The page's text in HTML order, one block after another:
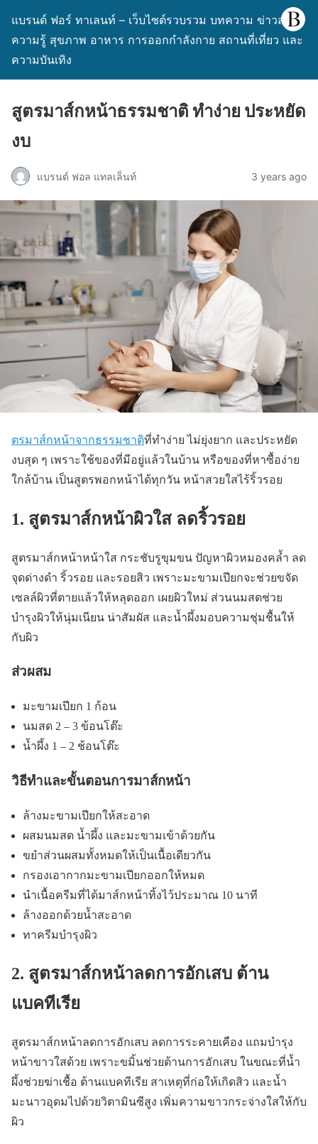
แบรนด์ ฟอร์ ทาเลนท์ – เว็บไซต์รวบรวม บทความ ข่าวสาร
ความรู้ สุขภาพ อาหาร การออกกำลังกาย สถานที่เที่ยว และ
ความบันเทิง
สูตรมาส์กหน้าธรรมชาติ ทำง่าย ประหยัด
งบ
แบรนด์ ฟอล แทลเล็นท์ 3 years ago
ตรมาส์กหน้าจากธรรมชาติที่ทำง่าย ไม่ยุ่งยาก และประหยัด
งบสุด ๆ เพราะใช้ของที่มีอยู่แล้วในบ้าน หรือของที่หาซื้อง่าย
ใกล้บ้าน เป็นสูตรพอกหน้าได้ทุกวัน หน้าสวยใสไร้ริ้วรอย
1. สูตรมาส์กหน้าผิวใส ลดริ้วรอย
สูตรมาส์กหน้าหน้าใส กระชับรูขุมขน ปัญหาผิวหมองคล้ำ ลด
จุดด่างดำ ริ้วรอย และรอยสิว เพราะมะขามเปียกจะช่วยขจัด
เซลล์ผิวที่ตายแล้วให้หลุดออก เผยผิวใหม่ ส่วนนมสดช่วย
บำรุงผิวให้นุ่มเนียน น่าสัมผัส และน้ำผึ้งมอบความชุ่มชื้นให้
กับผิว
ส่วผสม
มะขามเปียก 1 ก้อน
นมสด 2 – 3 ข้อนโต๊ะ
น้ำผึ้ง 1 – 2 ช้อนโต๊ะ
วิธีทำและขั้นตอนการมาส์กหน้า
ล้างมะขามเปียกให้สะอาด
ผสมนมสด น้ำผึ้ง และมะขามเข้าด้วยกัน
ขยำส่วนผสมทั้งหมดให้เป็นเนื้อเดียวกัน
กรองเอากากมะขามเปียกออกให้หมด
นำเนื้อครีมที่ได้มาส์กหน้าทิ้งไว้ประมาณ 10 นาที
ล้างออกด้วยน้ำสะอาด
ทาครีมบำรุงผิว
2. สูตรมาส์กหน้าลดการอักเสบ ต้าน
แบคทีเรีย
สูตรมาส์กหน้าลดการอักเสบ ลดการระคายเคือง แถมบำรุง
หน้าขาวใสด้วย เพราะขมิ้นช่วยต้านการอักเสบ ในขณะที่น้ำ
ผึ้งช่วยฆ่าเชื้อ ต้านแบคทีเรีย สาเหตุที่ก่อให้เกิดสิว และน้ำ
มะนาวอุดมไปด้วยวิตามินซีสูง เพิ่มความขาวกระจ่างใสให้กับ
ผิว